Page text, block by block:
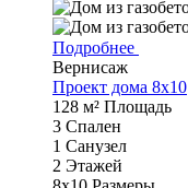
Подробнее
Вернисаж
Проект дома 8х10
128 м² Площадь
3 Спален
1 Санузел
2 Этажей